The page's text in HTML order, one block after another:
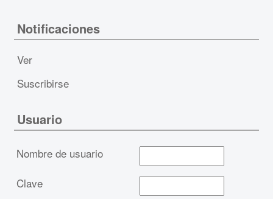
Notificaciones
Ver
Suscribirse
Usuario
Nombre de usuario
Clave